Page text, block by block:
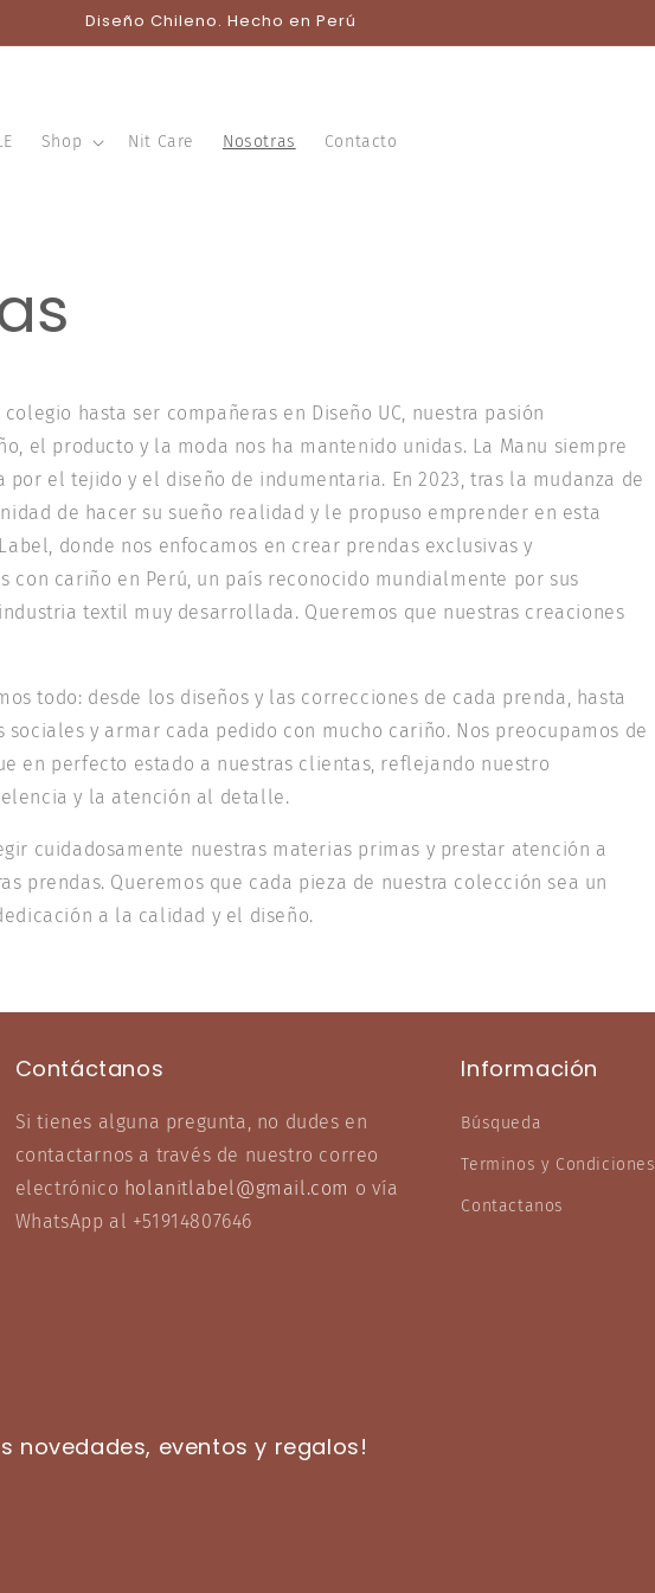
Diseño Chileno. Hecho en Perú
Shop Nit Care Nosotras Contacto
hasta ser compañeras en Diseño UC, nuestra pasión
el producto y la moda nos ha mantenido unidas. La Manu siempre
por el tejido y el diseño de indumentaria. En 2023, tras la mudanza de
de hacer su sueño realidad y le propuso emprender en esta
donde nos enfocamos en crear prendas exclusivas y
con cariño en Perú, un país reconocido mundialmente por sus
textil muy desarrollada. Queremos que nuestras creaciones
todo: desde los diseños y las correcciones de cada prenda, hasta
sociales y armar cada pedido con mucho cariño. Nos preocupamos de
en perfecto estado a nuestras clientas, reflejando nuestro
y la atención al detalle.
cuidadosamente nuestras materias primas y prestar atención a
prendas. Queremos que cada pieza de nuestra colección sea un
a la calidad y el diseño.
Contáctanos
Si tienes alguna pregunta, no dudes en
contactarnos a través de nuestro correo
electrónico holanitlabel@gmail.com o vía
WhatsApp al +51914807646
Información
Búsqueda
Terminos y Condiciones
Contactanos
novedades, eventos y regalos!